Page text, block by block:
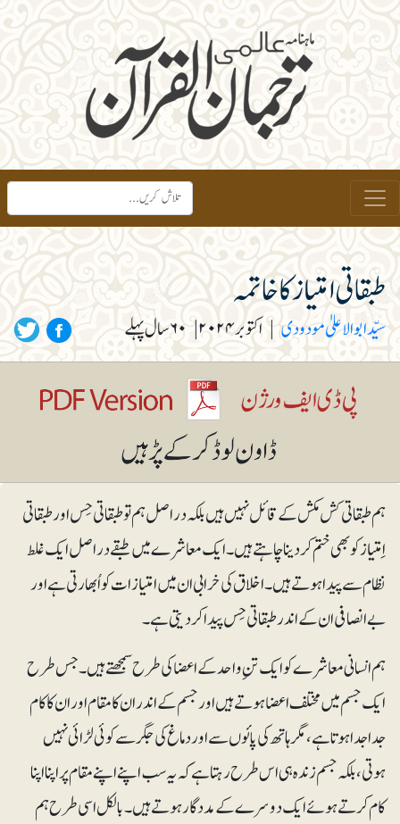
طبقاتی امتیاز کا خاتمہ
سیّد ابوالاعلیٰ مودودی | اکتوبر ۲۰۲۴ | ۶۰ سال پہلے
ہم طبقاتی کش مکش کے قائل نہیں ہیں بلکہ دراصل ہم تو طبقاتی حِس اور طبقاتی
اِمتیاز کو بھی ختم کردینا چاہتے ہیں۔ ایک معاشرے میں طبقے دراصل ایک غلط
نظام سے پیدا ہوتے ہیں۔ اخلاق کی خرابی ان میں امتیازات کو اُبھارتی ہے اور
بے انصافی ان کے اندر طبقاتی حِس پیدا کردیتی ہے۔
ہم انسانی معاشرے کو ایک تنِ واحد کے اعضا کی طرح سمجھتے ہیں۔ جس طرح
ایک جسم میں مختلف اعضا ہوتے ہیں اور جسم کے اندر ان کا مقام اور ان کا کام
جدا جدا ہوتا ہے، مگر ہاتھ کی پائوں سے اور دماغ کی جگر سے کوئی لڑائی نہیں
ہوتی، بلکہ جسم زندہ ہی اس طرح رہتا ہے کہ یہ سب اپنے اپنے مقام پر اپنا اپنا
کام کرتے ہوئے ایک دوسرے کے مددگار ہوتے ہیں۔ بالکل اسی طرح ہم